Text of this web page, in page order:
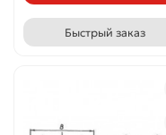
Быстрый заказ